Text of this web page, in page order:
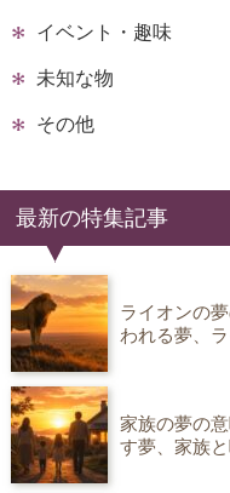
イベント・趣味
未知な物
その他
最新の特集記事
ライオンの
われる夢、
家族の夢の
す夢、家族